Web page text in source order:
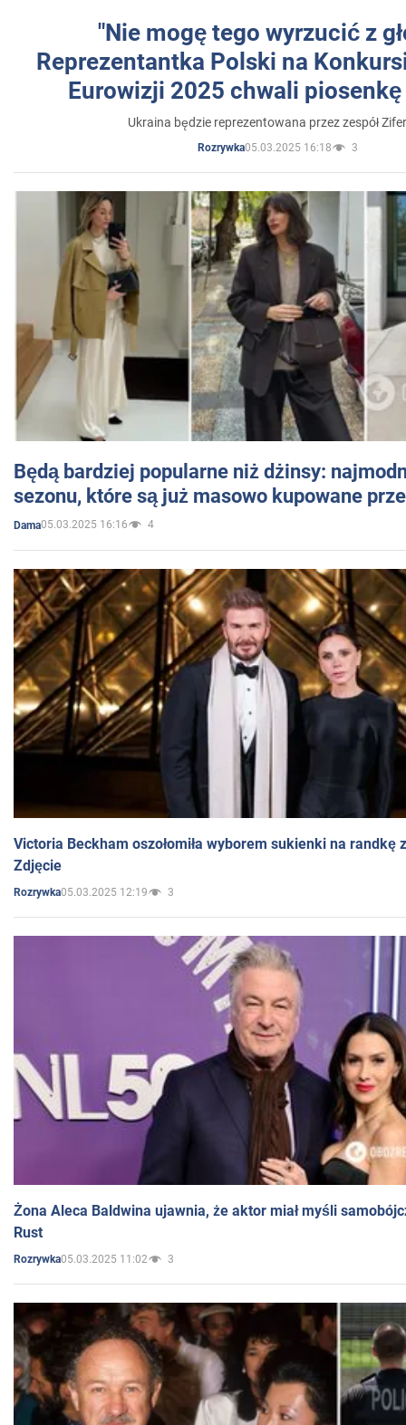
"Nie mogę tego wyrzucić z
Reprezentantka Polski na
Eurowizji 2025 chwali
Ukraina będzie reprezentowana przez zespół
Rozrywka05.03.2025 16:18 3
Będą bardziej popularne niż dżinsy:
sezonu, które są już masowo kupowane
Dama05.03.2025 16:16 4
Victoria Beckham oszołomiła wyborem sukienki na randkę
Zdjęcie
Rozrywka05.03.2025 12:19 3
Żona Aleca Baldwina ujawnia, że aktor miał myśli
Rust
Rozrywka05.03.2025 11:02 3